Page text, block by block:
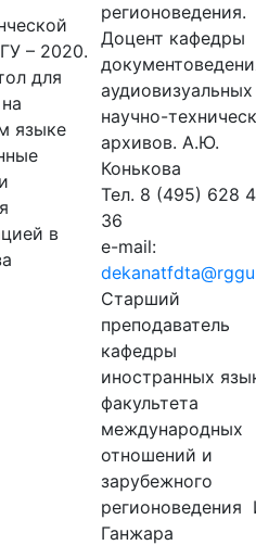
– 2020.
для
языке
в
регионоведения.
Доцент кафедры
научно-
архивов. А.Ю.
Конькова
Тел. 8 (495) 628
36
e-mail:
Старший
преподаватель
кафедры
иностранных
факультета
международных
отношений и
зарубежного
регионоведения
Ганжара